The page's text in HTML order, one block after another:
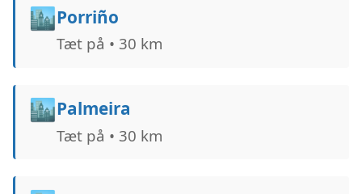
🏙️Porriño
Tæt på • 30 km
🏙️Palmeira
Tæt på • 30 km